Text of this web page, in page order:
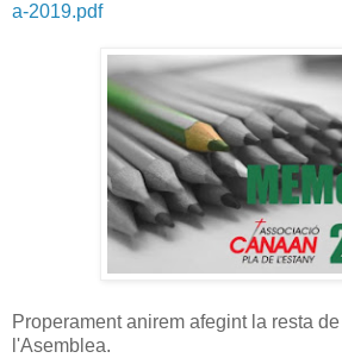
a-2019.pdf
Properament anirem afegint la resta
l'Asemblea.